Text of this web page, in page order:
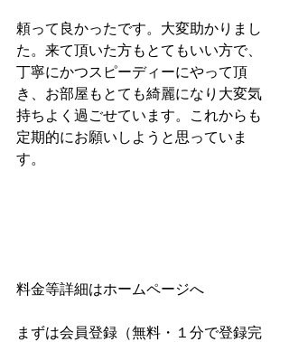
頼って良かったです。大変助かりまし
た。来て頂いた方もとてもいい方で、
丁寧にかつスピーディーにやって頂
き、お部屋もとても綺麗になり大変気
持ちよく過ごせています。これからも
定期的にお願いしようと思っていま
す。
料金等詳細はホームページへ
まずは会員登録（無料・１分で登録完